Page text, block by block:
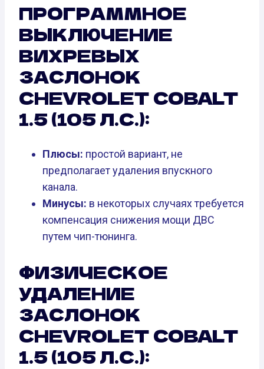
ПРОГРАММНОЕ
ВЫКЛЮЧЕНИЕ
ВИХРЕВЫХ
ЗАСЛОНОК
CHEVROLET COBALT
1.5 (105 Л.С.):
Плюсы: простой вариант, не
предполагает удаления впускного
канала.
Минусы: в некоторых случаях требуется
компенсация снижения мощи ДВС
путем чип-тюнинга.
ФИЗИЧЕСКОЕ
УДАЛЕНИЕ
ЗАСЛОНОК
CHEVROLET COBALT
1.5 (105 Л.С.):